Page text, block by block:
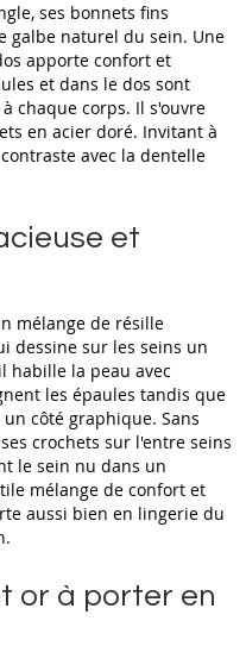
ses bonnets fins
galbe naturel du sein. Une
apporte confort et
et dans le dos sont
chaque corps. Il s'ouvre
en acier doré. Invitant à
avec la dentelle
et
mélange de résille
dessine sur les seins un
habille la peau avec
les épaules tandis que
côté graphique. Sans
crochets sur l'entre seins
le sein nu dans un
mélange de confort et
aussi bien en lingerie du
or à porter en